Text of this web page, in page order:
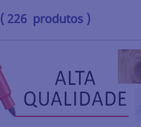
( 226 produtos )